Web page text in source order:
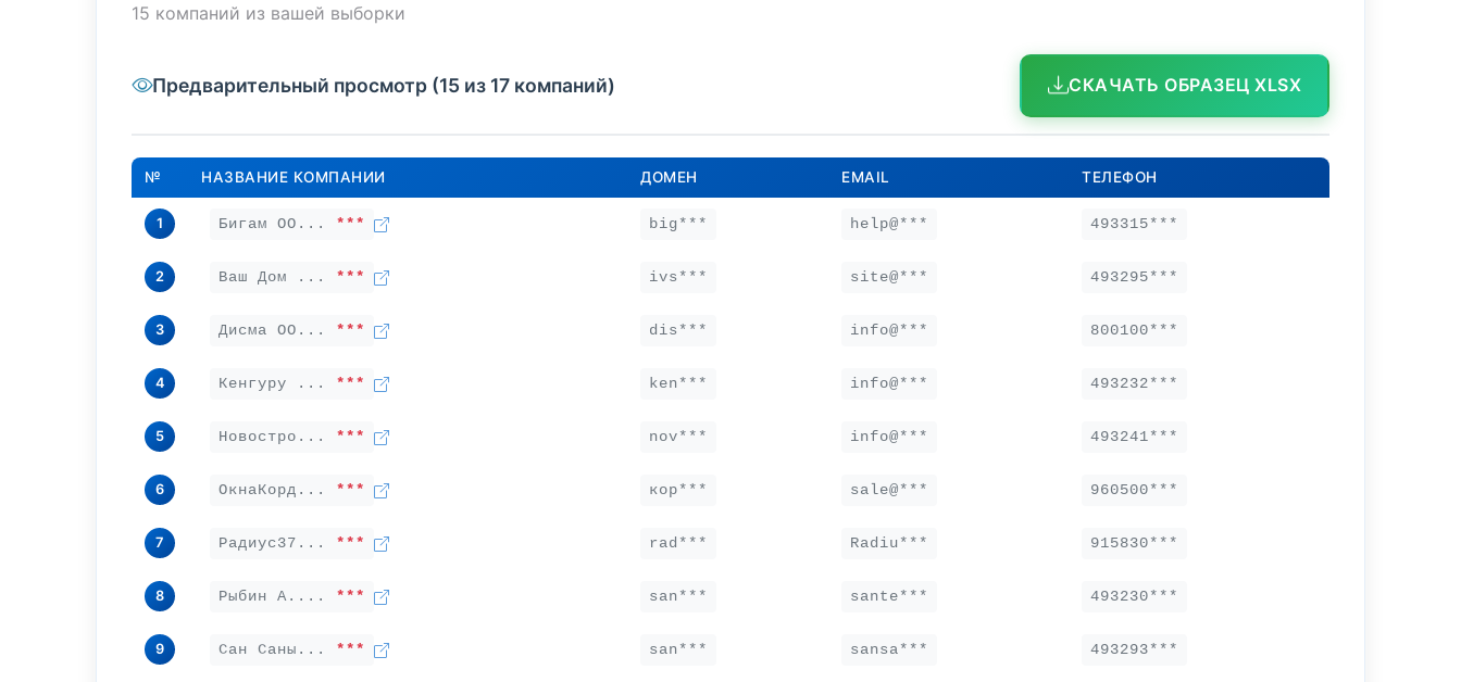
15 компаний из вашей выборки
Предварительный просмотр (15 из 17 компаний) СКАЧАТЬ ОБРАЗЕЦ XLSX
№ НАЗВАНИЕ КОМПАНИИ ДОМЕН EMAIL ТЕЛЕФОН
1 Бигам ОО... *** big*** help@*** 493315***
2 Ваш Дом ... *** ivs*** site@*** 493295***
3 Дисма ОО... *** dis*** info@*** 800100***
4 Кенгуру ... *** ken*** info@*** 493232***
5 Новостро... *** nov*** info@*** 493241***
6 ОкнаКорд... *** кор*** sale@*** 960500***
7 Радиус37... *** rad*** Radiu*** 915830***
8 Рыбин А.... *** san*** sante*** 493230***
9 Сан Саны... *** san*** sansa*** 493293***